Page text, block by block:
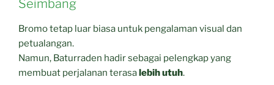
Seimbang
Bromo tetap luar biasa untuk pengalaman visual dan
petualangan.
Namun, Baturraden hadir sebagai pelengkap yang
membuat perjalanan terasa lebih utuh.